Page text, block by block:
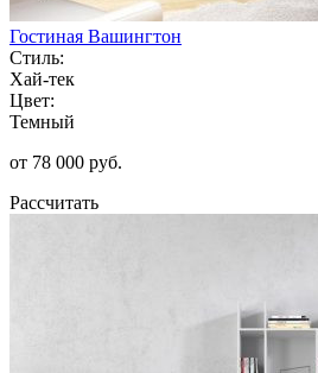
Гостиная Вашингтон
Стиль:
Хай-тек
Цвет:
Темный
от 78 000 руб.
Рассчитать